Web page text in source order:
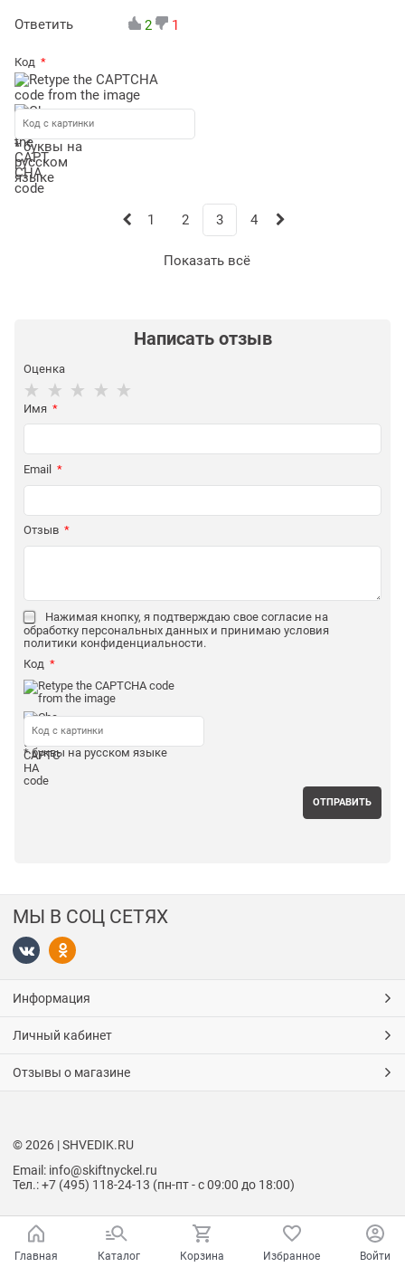
Ответить 2 1
Код
* буквы на
русском
языке
1 2 3 4
Показать всё
Написать отзыв
Оценка
Имя
Email
Отзыв
Нажимая кнопку, я подтверждаю свое согласие на
обработку персональных данных и принимаю условия
политики конфиденциальности.
Код
* буквы на русском языке
МЫ В СОЦ СЕТЯХ
Информация
Личный кабинет
Отзывы о магазине
© 2026 | SHVEDIK.RU
Email: info@skiftnyckel.ru
Тел.: +7 (495) 118-24-13 (пн-пт - с 09:00 до 18:00)
Главная Каталог Корзина Избранное Войти